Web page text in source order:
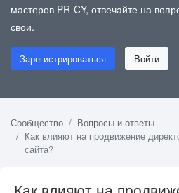
мастеров PR-CY, отвечайте на
свои.
Зарегистрироваться Войти
Сообщество
Вопросы и ответы
Как влияют на продвижение
сайта?